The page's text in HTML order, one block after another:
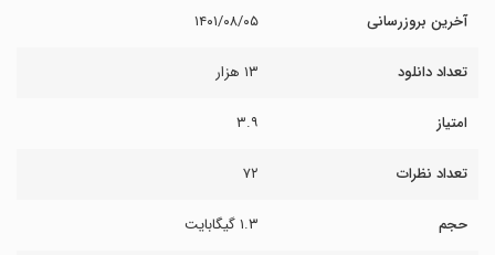
آخرین بروزرسانی ۱۴۰۱/۰۸/۰۵
تعداد دانلود ۱۳ هزار
امتیاز ۳.۹
تعداد نظرات ۷۲
حجم ۱.۳ گیگابایت